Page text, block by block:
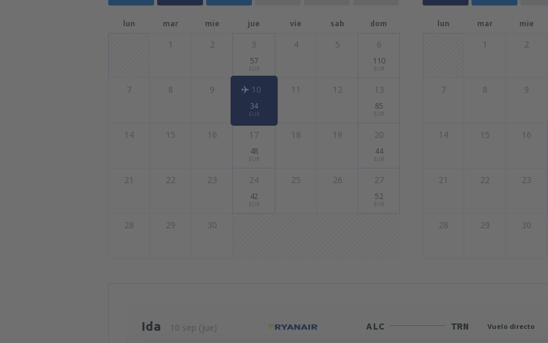
lun mar mie jue vie sab dom
1 2 3
57
EUR
4 5 6
110
EUR
7 8 9 10
34
EUR
11 12 13
85
EUR
14 15 16 17
48
EUR
18 19 20
44
EUR
21 22 23 24
42
EUR
25 26 27
52
EUR
28 29 30
lun mar mie
1 2
7 8 9
14 15 16
21 22 23
28 29 30
Ida 10 sep (jue) ALC TRN Vuelo directo